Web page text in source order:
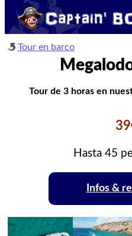
Tour en barco
Tour de 3 horas en
Hasta 45
Infos &